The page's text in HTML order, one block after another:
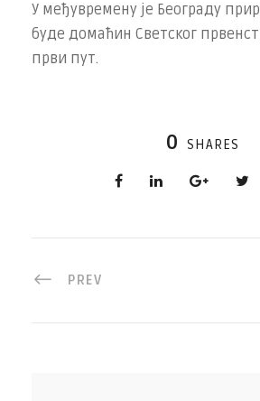
У међувремену је Београду
буде домаћин Светског
први пут.
0 SHARES
PREV